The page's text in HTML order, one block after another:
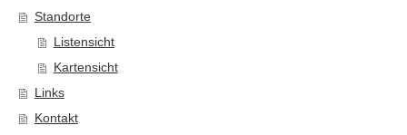
Standorte
Listensicht
Kartensicht
Links
Kontakt